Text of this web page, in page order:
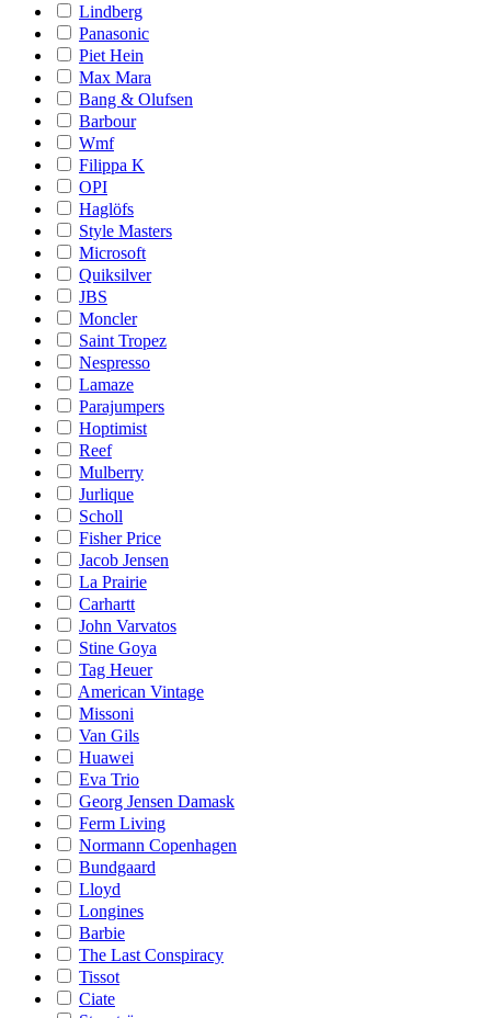
Lindberg
Panasonic
Piet Hein
Max Mara
Bang & Olufsen
Barbour
Wmf
Filippa K
OPI
Haglöfs
Style Masters
Microsoft
Quiksilver
JBS
Moncler
Saint Tropez
Nespresso
Lamaze
Parajumpers
Hoptimist
Reef
Mulberry
Jurlique
Scholl
Fisher Price
Jacob Jensen
La Prairie
Carhartt
John Varvatos
Stine Goya
Tag Heuer
American Vintage
Missoni
Van Gils
Huawei
Eva Trio
Georg Jensen Damask
Ferm Living
Normann Copenhagen
Bundgaard
Lloyd
Longines
Barbie
The Last Conspiracy
Tissot
Ciate